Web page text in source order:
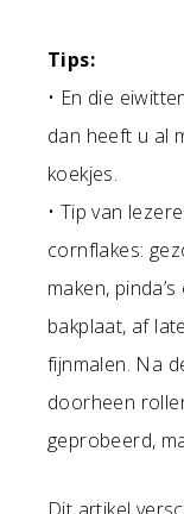
Tips:
• En die
dan heeft u al
koekjes.
• Tip van
cornflakes:
maken,
bakplaat, af
fijnmalen. Na
doorheen
geprobeerd,